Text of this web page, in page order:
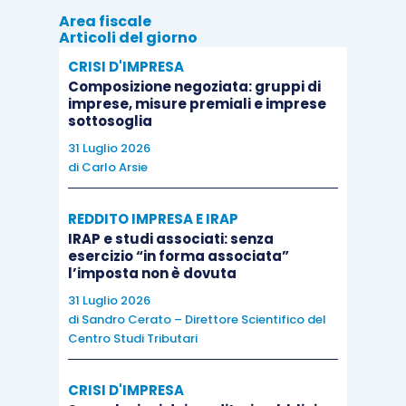
nelrigo VJ10le importazioni di
altri materiali di recupero
l’imposta non è versata in dogana ma
assolta, ai sensi dell’articolo 70, comma 6,
mediante annotazione del documento
doganale nel registro di cui agli articoli 23
registro di cui all’articolo 25;
nelrigo VJ11 le importazioni di
diverso dall’oro da investimento
industriale) e di argento puro per le quali
l’imposta non è versata in dogana ma
assolta, ai sensi dell’articolo 70, comma 5,
mediante annotazione del documento
Area fiscale
Articoli del giorno
CRISI D'IMPRESA
Composizione negoziata: gruppi di
imprese, misure premiali e imprese
sottosoglia
31 Luglio 2026
di Carlo Arsie
REDDITO IMPRESA E IRAP
IRAP e studi associati: senza
esercizio “in forma associata”
l’imposta non è dovuta
31 Luglio 2026
di Sandro Cerato – Direttore Scientifico del
Centro Studi Tributari
CRISI D'IMPRESA